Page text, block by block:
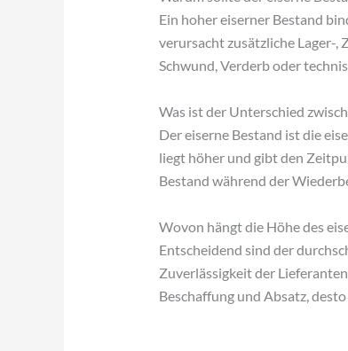
Ein hoher eiserner Bestand
verursacht zusätzliche Lager-,
Schwund, Verderb oder
Was ist der Unterschied
Der eiserne Bestand ist die
liegt höher und gibt den
Bestand während der
Wovon hängt die Höhe des
Entscheidend sind der
Zuverlässigkeit der
Beschaffung und Absatz,